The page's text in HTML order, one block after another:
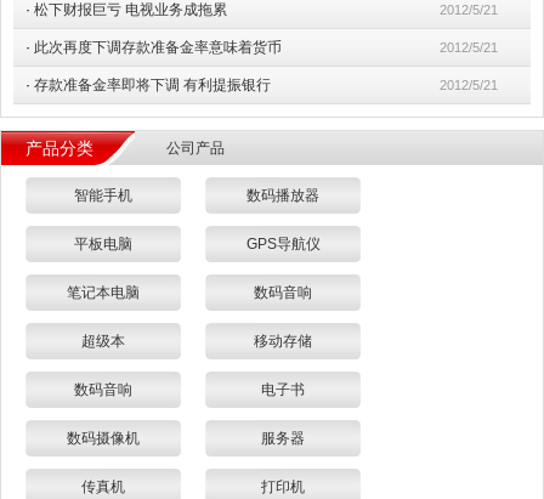
· 松下财报巨亏 电视业务成拖累 2012/5/21
· 此次再度下调存款准备金率意味着货币 2012/5/21
· 存款准备金率即将下调 有利提振银行 2012/5/21
产品分类 公司产品
智能手机 数码播放器
平板电脑 GPS导航仪
笔记本电脑 数码音响
超级本 移动存储
数码音响 电子书
数码摄像机 服务器
传真机 打印机